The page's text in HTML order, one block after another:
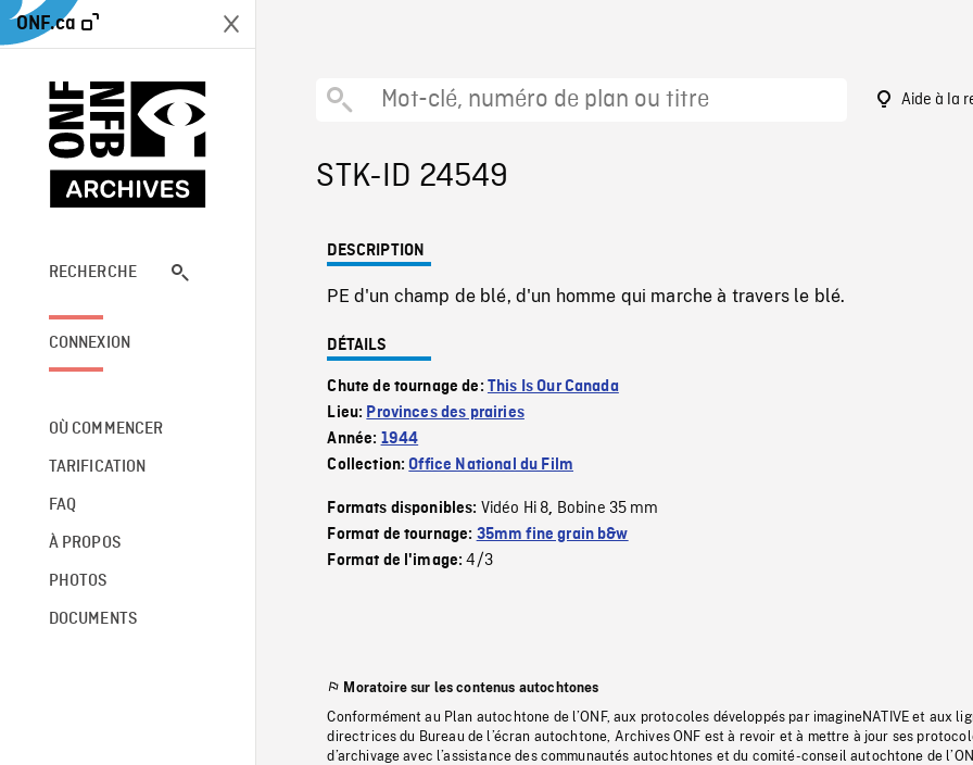
ONF.ca
RECHERCHE
CONNEXION
OÙ COMMENCER
TARIFICATION
FAQ
À PROPOS
PHOTOS
DOCUMENTS
Aide à la
STK-ID 24549
DESCRIPTION
PE d'un champ de blé, d'un homme qui marche à travers le blé.
DÉTAILS
Chute de tournage de: This Is Our Canada
Lieu: Provinces des prairies
Année: 1944
Collection:Office National du Film
Formats disponibles: Vidéo Hi 8, Bobine 35 mm
Format de tournage: 35mm fine grain b&w
Format de l'image:4/3
Moratoire sur les contenus autochtones
Conformément au Plan autochtone de l’ONF, aux protocoles développés par imagineNATIVE et aux
directrices du Bureau de l’écran autochtone, Archives ONF est à revoir et à mettre à jour ses
d’archivage avec l’assistance des communautés autochtones et du comité-conseil autochtone de